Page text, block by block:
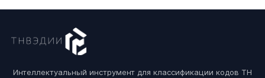
Интеллектуальный инструмент для классификации кодов ТН